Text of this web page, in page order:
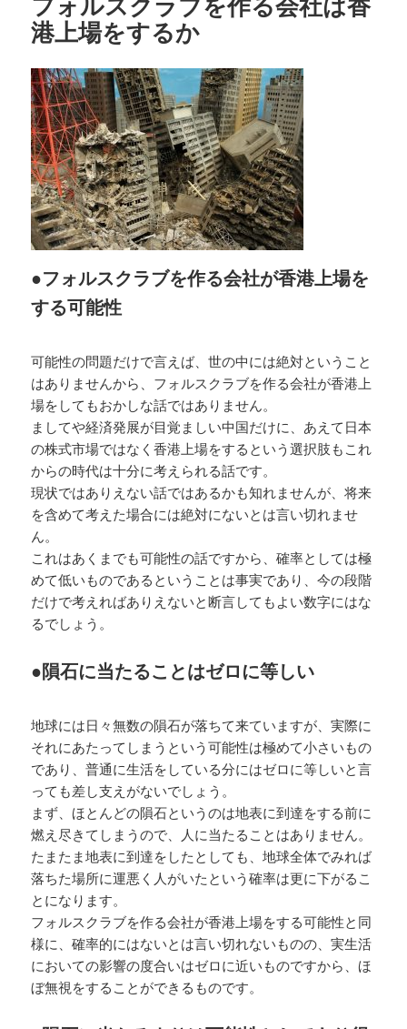
フォルスクラブを作る会社は香
港上場をするか
●フォルスクラブを作る会社が香港上場を
する可能性
可能性の問題だけで言えば、世の中には絶対ということ
はありませんから、フォルスクラブを作る会社が香港上
場をしてもおかしな話ではありません。
ましてや経済発展が目覚ましい中国だけに、あえて日本
の株式市場ではなく香港上場をするという選択肢もこれ
からの時代は十分に考えられる話です。
現状ではありえない話ではあるかも知れませんが、将来
を含めて考えた場合には絶対にないとは言い切れませ
ん。
これはあくまでも可能性の話ですから、確率としては極
めて低いものであるということは事実であり、今の段階
だけで考えればありえないと断言してもよい数字にはな
るでしょう。
●隕石に当たることはゼロに等しい
地球には日々無数の隕石が落ちて来ていますが、実際に
それにあたってしまうという可能性は極めて小さいもの
であり、普通に生活をしている分にはゼロに等しいと言
っても差し支えがないでしょう。
まず、ほとんどの隕石というのは地表に到達をする前に
燃え尽きてしまうので、人に当たることはありません。
たまたま地表に到達をしたとしても、地球全体でみれば
落ちた場所に運悪く人がいたという確率は更に下がるこ
とになります。
フォルスクラブを作る会社が香港上場をする可能性と同
様に、確率的にはないとは言い切れないものの、実生活
においての影響の度合いはゼロに近いものですから、ほ
ぼ無視をすることができるものです。